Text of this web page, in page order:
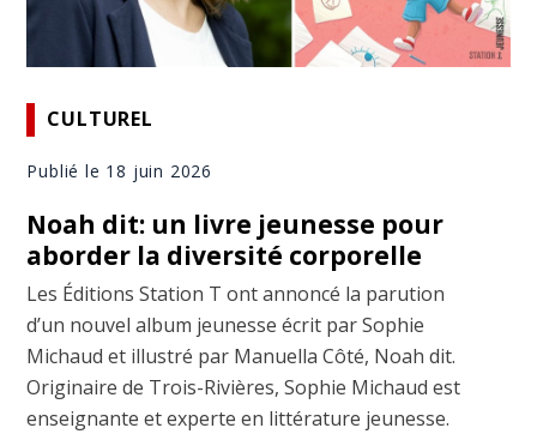
CULTUREL
Publié le 18 juin 2026
Noah dit: un livre jeunesse pour
aborder la diversité corporelle
Les Éditions Station T ont annoncé la parution
d’un nouvel album jeunesse écrit par Sophie
Michaud et illustré par Manuella Côté, Noah dit.
Originaire de Trois-Rivières, Sophie Michaud est
enseignante et experte en littérature jeunesse.